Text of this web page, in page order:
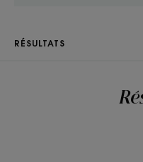
Texture
Texture gel ultra fraiche
RÉSULTATS